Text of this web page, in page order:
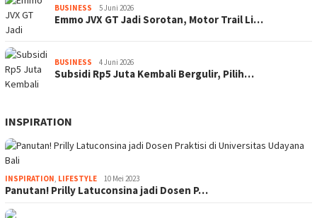
BUSINESS 5 Juni 2026
Emmo JVX GT Jadi Sorotan, Motor Trail Li…
BUSINESS 4 Juni 2026
Subsidi Rp5 Juta Kembali Bergulir, Pilih…
INSPIRATION
INSPIRATION, LIFESTYLE 10 Mei 2023
Panutan! Prilly Latuconsina jadi Dosen P…